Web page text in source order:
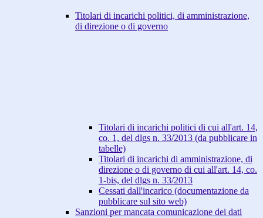
Titolari di incarichi politici, di amministrazione,
di direzione o di governo
Titolari di incarichi politici di cui all'art. 14,
co. 1, del dlgs n. 33/2013 (da pubblicare in
tabelle)
Titolari di incarichi di amministrazione, di
direzione o di governo di cui all'art. 14, co.
1-bis, del dlgs n. 33/2013
Cessati dall'incarico (documentazione da
pubblicare sul sito web)
Sanzioni per mancata comunicazione dei dati